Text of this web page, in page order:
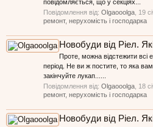
повідомляється, що у секціях...
Повідомлення від: Olgaooolga 19
ремонт, нерухомість і господарка
Новобуди від Ріел.
Проте, можна відстежити всі
період. Не ви ж постите, то яка
закінчуйте лукап......
Повідомлення від: Olgaooolga 18
ремонт, нерухомість і господарка
Новобуди від Ріел.